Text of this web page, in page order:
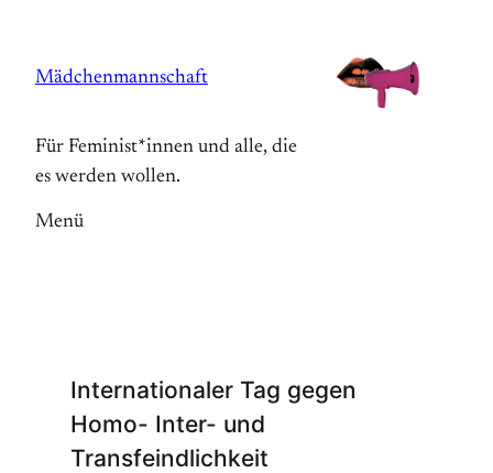
springen
Mädchenmannschaft
Für Feminist*innen und alle, die
es werden wollen.
Menü
Internationaler Tag gegen
Homo- Inter- und
Transfeindlichkeit